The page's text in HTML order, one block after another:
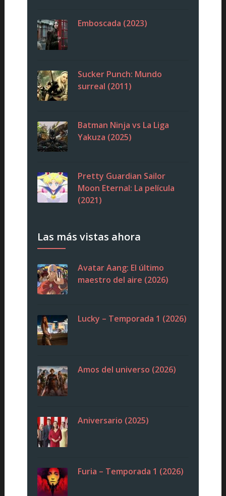
Emboscada (2023)
Sucker Punch: Mundo
surreal (2011)
Batman Ninja vs La Liga
Yakuza (2025)
Pretty Guardian Sailor
Moon Eternal: La película
(2021)
Las más vistas ahora
Avatar Aang: El último
maestro del aire (2026)
Lucky – Temporada 1 (2026)
Amos del universo (2026)
Aniversario (2025)
Furia – Temporada 1 (2026)